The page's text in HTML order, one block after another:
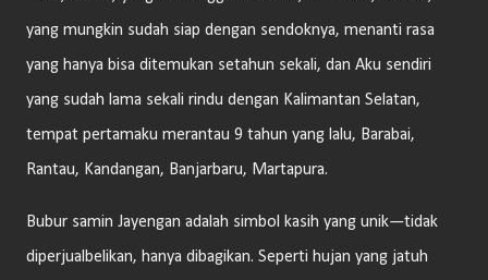
yang mungkin sudah siap dengan sendoknya, menanti rasa
yang hanya bisa ditemukan setahun sekali, dan Aku sendiri
yang sudah lama sekali rindu dengan Kalimantan Selatan,
tempat pertamaku merantau 9 tahun yang lalu, Barabai,
Rantau, Kandangan, Banjarbaru, Martapura.
Bubur samin Jayengan adalah simbol kasih yang unik—tidak
diperjualbelikan, hanya dibagikan. Seperti hujan yang jatuh